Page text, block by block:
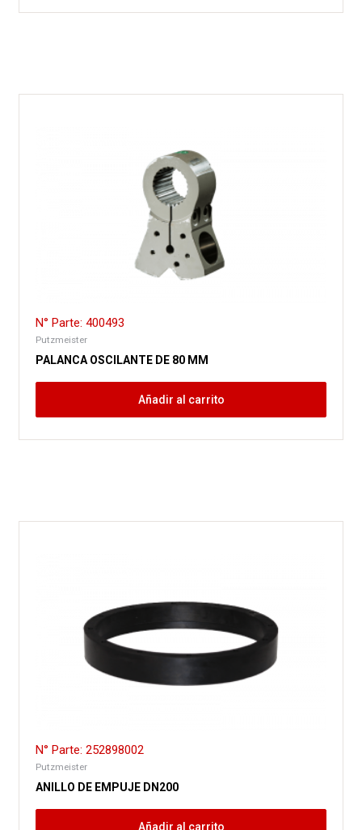
N° Parte: 400493
Putzmeister
PALANCA OSCILANTE DE 80 MM
Añadir al carrito
N° Parte: 252898002
Putzmeister
ANILLO DE EMPUJE DN200
Añadir al carrito